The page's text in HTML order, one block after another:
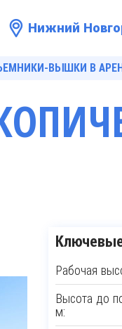
Нижний
ВЫШКИ В
Рабочая
Высота до
м: